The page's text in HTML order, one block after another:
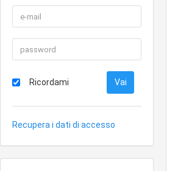
Ricordami
Recupera i dati di accesso